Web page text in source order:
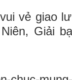
vẻ giao
Giải